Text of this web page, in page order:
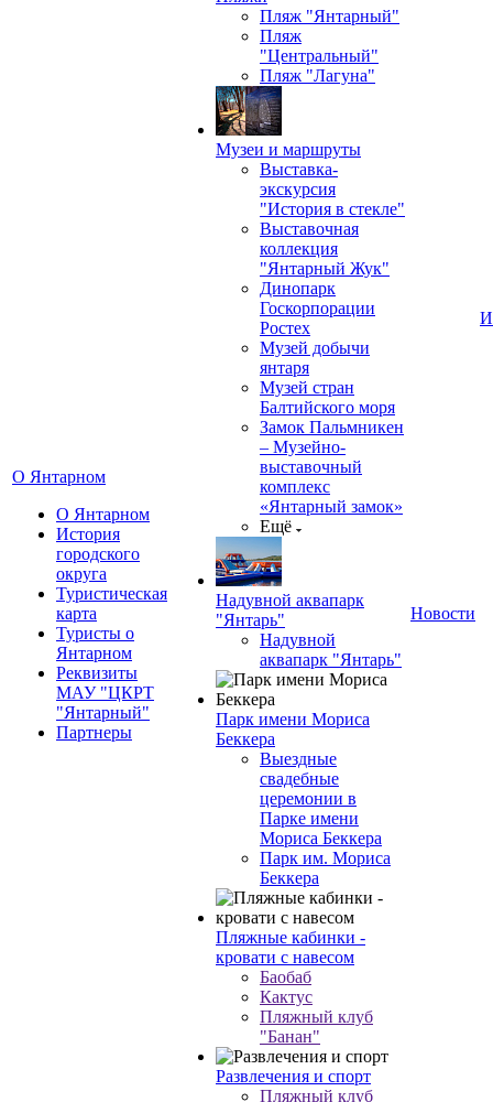
О Янтарном
О Янтарном
История
городского
округа
Туристическая
карта
Туристы о
Янтарном
Реквизиты
МАУ "ЦКРТ
"Янтарный"
Партнеры
Пляж "Янтарный"
Пляж
"Центральный"
Пляж "Лагуна"
Музеи и маршруты
Выставка-
экскурсия
"История в стекле"
Выставочная
коллекция
"Янтарный Жук"
Динопарк
Госкорпорации
Ростех
Музей добычи
янтаря
Музей стран
Балтийского моря
Замок Пальмникен
– Музейно-
выставочный
комплекс
«Янтарный замок»
Ещё
Надувной аквапарк
"Янтарь"
Надувной
аквапарк "Янтарь"
Парк имени Мориса
Беккера
Выездные
свадебные
церемонии в
Парке имени
Мориса Беккера
Парк им. Мориса
Беккера
Пляжные кабинки -
кровати с навесом
Баобаб
Кактус
Пляжный клуб
"Банан"
Развлечения и спорт
Пляжный клуб
Новости